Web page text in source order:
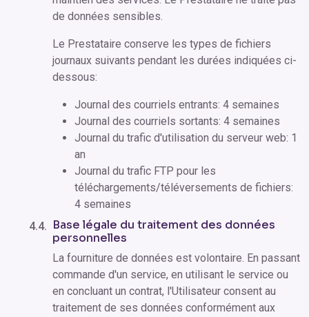
de données sensibles.
Le Prestataire conserve les types de fichiers
journaux suivants pendant les durées indiquées ci-
dessous:
Journal des courriels entrants: 4 semaines
Journal des courriels sortants: 4 semaines
Journal du trafic d'utilisation du serveur web: 1
an
Journal du trafic FTP pour les
téléchargements/téléversements de fichiers:
4 semaines
Base légale du traitement des données
personnelles
La fourniture de données est volontaire. En passant
commande d'un service, en utilisant le service ou
en concluant un contrat, l'Utilisateur consent au
traitement de ses données conformément aux